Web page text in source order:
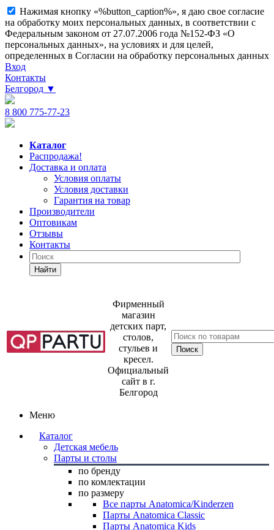
Нажимая кнопку «%button_caption%», я даю свое согласие
на обработку моих персональных данных, в соответствии с
Федеральным законом от 27.07.2006 года №152-ФЗ «О
персональных данных», на условиях и для целей,
определенных в Согласии на обработку персональных данных
Вход
Контакты
Белгород ▼
8 800 775-77-23
Каталог
Распродажа!
Доставка и оплата
Условия оплаты
Условия доставки
Гарантия на товар
Производители
Оптовикам
Отзывы
Контакты
Найти
Фирменный
магазин
детских парт,
столов,
стульев и
кресел.
Официальный
сайт в г.
Белгород
Меню
Каталог
Детская мебель
Парты и столы
по бренду
по комлектации
по размеру
Все парты Anatomica/Kinderzen
Парты Anatomica Classic
Парты Anatomica Kids